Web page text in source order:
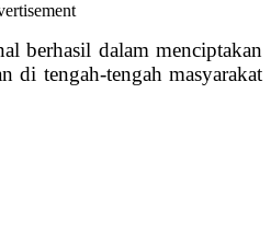
berhasil dalam menciptakan
di tengah-tengah masyarakat